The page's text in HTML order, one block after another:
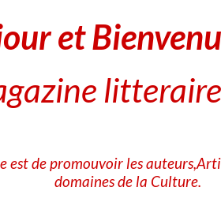
Consulter
et
est de promouvoir les
domaines de la Culture.